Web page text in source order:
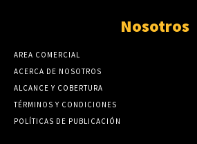
Nosotros
AREA COMERCIAL
ACERCA DE NOSOTROS
ALCANCE Y COBERTURA
TÉRMINOS Y CONDICIONES
POLÍTICAS DE PUBLICACIÓN